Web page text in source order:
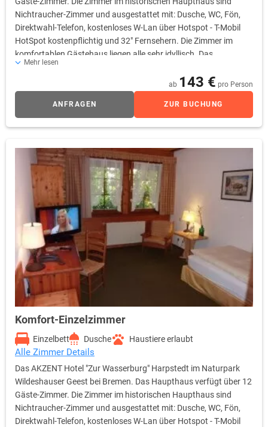
Nichtraucher-Zimmer und ausgestattet mit: Dusche, WC, Fön,
Direktwahl-Telefon, kostenloses W-Lan über Hotspot - T-Mobil
HotSpot kostenpflichtig und 32" Fernsehern. Die Zimmer im
komfortablen Gästehaus liegen alle sehr idyllisch. Das
Fachwerk-Gästehaus bietet Ihnen 18 Gästezimmer, die alle
Nichtraucher-Zimmer sind. Die Zimmerausstattung ist: Dusche,
WC, Fön, Direktwahl-Telefon, kostenloses W-Lan über Hotspot
und 32" Fernseher. Ihr Haustier können Sie gerne mitbringen.
Mehr lesen
ab 143 € pro Person
ANFRAGEN ZUR BUCHUNG
Komfort-Einzelzimmer
Einzelbett Dusche Haustiere erlaubt
Alle Zimmer Details
Das AKZENT Hotel "Zur Wasserburg" Harpstedt im Naturpark
Wildeshauser Geest bei Bremen. Das Haupthaus verfügt über 12
Gäste-Zimmer. Die Zimmer im historischen Haupthaus sind
Nichtraucher-Zimmer und ausgestattet mit: Dusche, WC, Fön,
Direktwahl-Telefon, kostenloses W-Lan über Hotspot - T-Mobil